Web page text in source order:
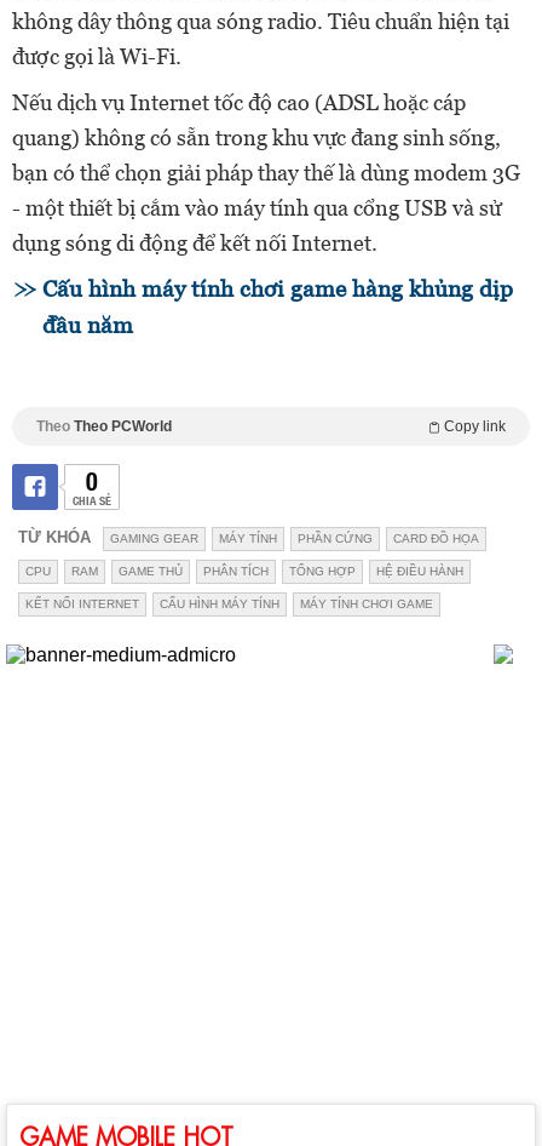
không dây thông qua sóng radio. Tiêu chuẩn hiện tại
được gọi là Wi-Fi.
Nếu dịch vụ Internet tốc độ cao (ADSL hoặc cáp
quang) không có sẵn trong khu vực đang sinh sống,
bạn có thể chọn giải pháp thay thế là dùng modem 3G
- một thiết bị cắm vào máy tính qua cổng USB và sử
dụng sóng di động để kết nối Internet.
Cấu hình máy tính chơi game hàng khủng dịp
đầu năm
Theo Theo PCWorld Copy link
0
CHIA SẺ
TỪ KHÓA GAMING GEAR MÁY TÍNH PHẦN CỨNG CARD ĐỒ HỌA
CPU RAM GAME THỦ PHÂN TÍCH TỔNG HỢP HỆ ĐIỀU HÀNH
KẾT NỐI INTERNET CẤU HÌNH MÁY TÍNH MÁY TÍNH CHƠI GAME
GAME MOBILE HOT